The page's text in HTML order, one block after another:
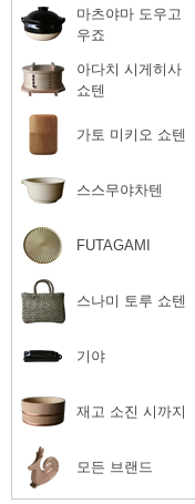
마츠야마 도우고
우죠
아다치 시게히사
쇼텐
가토 미키오 쇼텐
스스무야차텐
FUTAGAMI
스나미 토루 쇼텐
기야
재고 소진 시까지
모든 브랜드